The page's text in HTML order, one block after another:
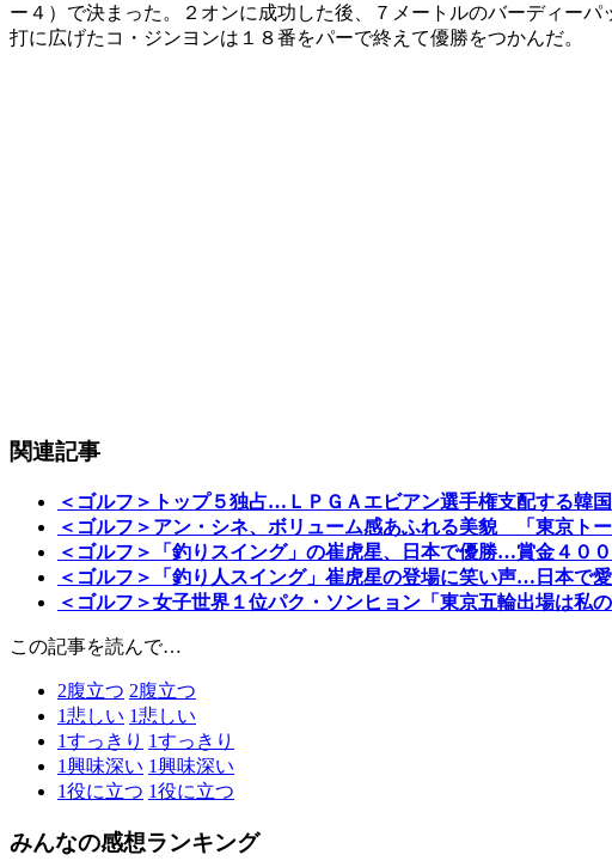
ー４）で決まった。２オンに成功した後、７メートルのバーディー
打に広げたコ・ジンヨンは１８番をパーで終えて優勝をつかんだ。
関連記事
＜ゴルフ＞トップ５独占…ＬＰＧＡエビアン選手権支配する韓
＜ゴルフ＞アン・シネ、ボリューム感あふれる美貌 「東京トー
＜ゴルフ＞「釣りスイング」の崔虎星、日本で優勝…賞金４０
＜ゴルフ＞「釣り人スイング」崔虎星の登場に笑い声…日本で
＜ゴルフ＞女子世界１位パク・ソンヒョン「東京五輪出場は私の
この記事を読んで…
2腹立つ 2腹立つ
1悲しい 1悲しい
1すっきり 1すっきり
1興味深い 1興味深い
1役に立つ 1役に立つ
みんなの感想ランキング